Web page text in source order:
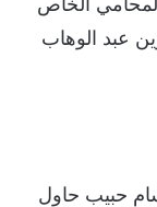
عبد الوهاب
حبيب حاول